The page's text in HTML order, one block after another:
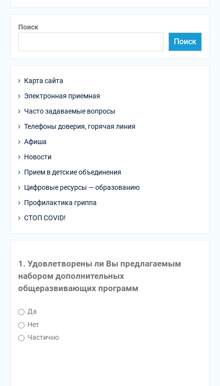
Поиск
Поиск
Карта сайта
Электронная приемная
Часто задаваемые вопросы
Телефоны доверия, горячая линия
Афиша
Новости
Прием в детские объединения
Цифровые ресурсы — образованию
Профилактика гриппа
СТОП COVID!
1. Удовлетворены ли Вы предлагаемым
набором дополнительных
общеразвивающих программ
Да
Нет
Частично